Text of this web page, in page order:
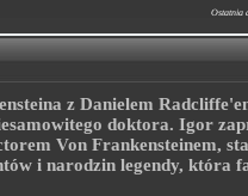
Ostatnia
z Danielem
doktora. Igor
Von Frankensteinem,
i narodzin legendy, która